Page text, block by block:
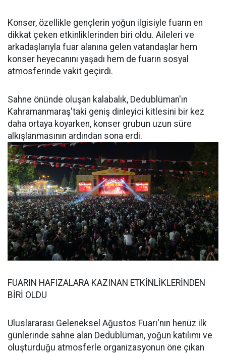
Konser, özellikle gençlerin yoğun ilgisiyle fuarın en
dikkat çeken etkinliklerinden biri oldu. Aileleri ve
arkadaşlarıyla fuar alanına gelen vatandaşlar hem
konser heyecanını yaşadı hem de fuarın sosyal
atmosferinde vakit geçirdi.
Sahne önünde oluşan kalabalık, Dedublüman'ın
Kahramanmaraş'taki geniş dinleyici kitlesini bir kez
daha ortaya koyarken, konser grubun uzun süre
alkışlanmasının ardından sona erdi.
FUARIN HAFIZALARA KAZINAN ETKİNLİKLERİNDEN
BİRİ OLDU
Uluslararası Geleneksel Ağustos Fuarı'nın henüz ilk
günlerinde sahne alan Dedublüman, yoğun katılımı ve
oluşturduğu atmosferle organizasyonun öne çıkan